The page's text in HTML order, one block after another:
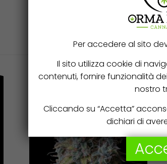
Per accedere al sito
Il sito utilizza cookie di
contenuti, fornire funzionalità
nostro
Cliccando su “Accetta”
dichiari di